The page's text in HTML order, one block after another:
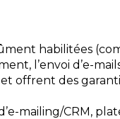
habilitées
l’envoi d’e-
offrent des
mailing/CRM,